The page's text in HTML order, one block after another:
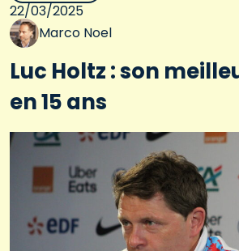
22/03/2025
Marco Noel
Luc Holtz : son
en 15 ans